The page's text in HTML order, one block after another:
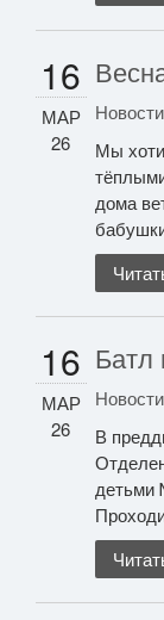
16
МАР
26
Новости
Мы
дома
16
МАР
26
Батл
Новости
В
детьми